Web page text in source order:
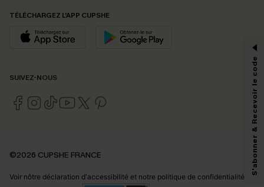
TÉLÉCHARGEZ L’APP CUPSHE
SUIVEZ-NOUS
©2026 CUPSHE FRANCE
Voir nôtre déclaration d'accessibilité et notre politique de confidentialité.
PROFITEZ DE -15%
-15% dès 2 Achetés par E-mail
En soumettant votre adresse e-mail, vous acceptez de recevoir des e-mails
marketing (y compris du contenu généré par l'IA) de Cupshe et
personnaliser nos contenus et nos offres, et de vous recommander des
Politique de
confidentialité. Vous pouvez vous désabonner à tout moment.
S'abonner & Recevoir le code